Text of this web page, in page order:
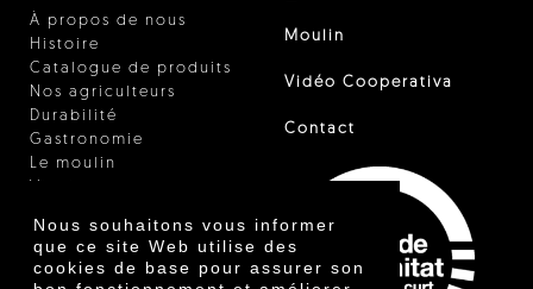
Nous souhaitons vous informer
que ce site Web utilise des
cookies de base pour assurer son
À propos de nous
Histoire
Catalogue de produits
Nos agriculteurs
Durabilité
Gastronomie
Le moulin
Certificats
Prix
Innovation
Moulin
Vidéo Cooperativa
Contact